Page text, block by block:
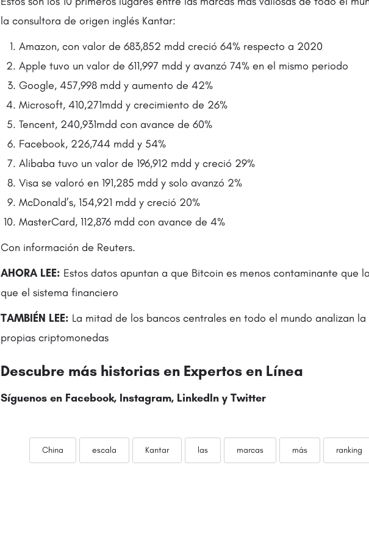
la consultora de origen inglés Kantar:
Amazon, con valor de 683,852 mdd creció 64%​ respecto a 2020
Apple​ tuvo un valor de 611,997 mdd y avanzó 74%​ en el mismo periodo
Google​, 457,998 mdd ​y aumento de 42%​
Microsoft​, 410,271mdd ​y crecimiento de 26%​
Tencent​, 240,931mdd con avance de 60%​
Facebook​, 226,744 mdd ​y 54%​
Alibaba​ tuvo un valor de 196,912 mdd y creció 29%​
Visa​ se valoró en 191,285 mdd y solo avanzó​ 2%​
McDonald’s, 154,921 mdd y creció 20%
MasterCard, 112,876 mdd ​con avance de 4%
Con información de Reuters.
AHORA LEE: Estos datos apuntan a que Bitcoin es menos contaminante que
que el sistema financiero
TAMBIÉN LEE: La mitad de los bancos centrales en todo el mundo analizan la
propias criptomonedas
Descubre más historias en Expertos en Línea
Síguenos en Facebook, Instagram, LinkedIn y Twitter
China escala Kantar las marcas más ranking